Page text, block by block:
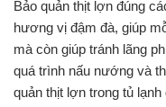
Bảo quản thịt lợn đúng
hương vị đậm đà, giúp
mà còn giúp tránh lãng
quá trình nấu nướng và
quản thịt lợn trong tủ